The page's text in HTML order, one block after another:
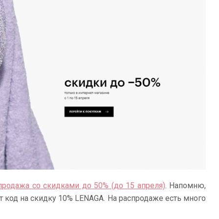
со скидками до 50% (до 15 апреля). Напомню,
на скидку 10% LENAGA. На распродаже есть много